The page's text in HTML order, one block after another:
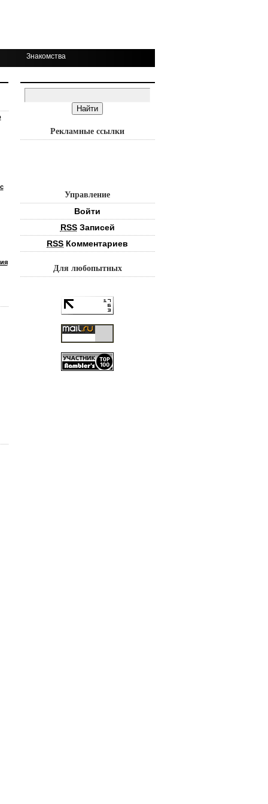
Знакомства
Рекламные ссылки
Управление
Войти
RSSЗаписей
RSS Комментариев
Для любопытных